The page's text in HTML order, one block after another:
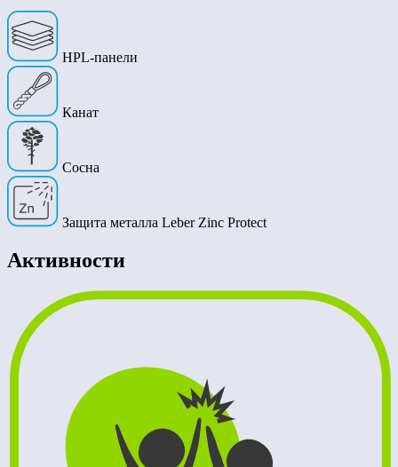
HPL-панели
Канат
Сосна
Защита металла Leber Zinc Protect
Активности